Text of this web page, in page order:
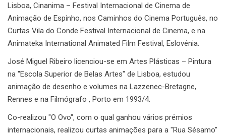
Lisboa, Cinanima – Festival Internacional de Cinema de
Animação de Espinho, nos Caminhos do Cinema Português, no
Curtas Vila do Conde Festival Internacional de Cinema, e na
Animateka International Animated Film Festival, Eslovénia.
José Miguel Ribeiro licenciou-se em Artes Plásticas – Pintura
na "Escola Superior de Belas Artes" de Lisboa, estudou
animação de desenho e volumes na Lazzenec-Bretagne,
Rennes e na Filmógrafo , Porto em 1993/4.
Co-realizou "O Ovo", com o qual ganhou vários prémios
internacionais, realizou curtas animações para a "Rua Sésamo"